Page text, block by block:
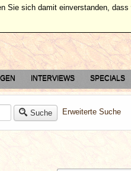
INTERVIEWS SPECIALS
Suche Erweiterte Suche
Sie sich damit einverstanden,